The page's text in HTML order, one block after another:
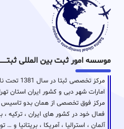
موسسه امور ثبت بین المللی
مرکز
امارات شهر دبی و کشور ایران استان
مرکز فوق تخصصی از همان بدو تاسیس
فعال خود در کشور های ایران ، ترکیه ،
آلمان ، استرالیا ، آمریکا ، بریتانیا